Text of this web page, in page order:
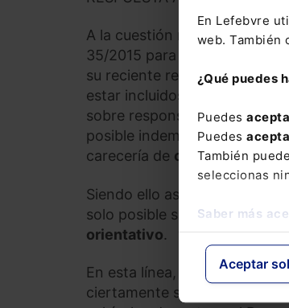
En Lefebvre
web. También
¿Qué puedes
Puedes
Puedes
También
seleccionas
Saber más
Aceptar
A la cuestión relativa a la
35/2015 para la
su reciente regulación por el
estar incluidos estos
sobre responsabilidad civil y
posible indemnización
carecería de carácter
Siendo ello así, hay plena
solo posible sino también
orientativo.
En esta línea, GIL
ciertamente se vaya a aplicar